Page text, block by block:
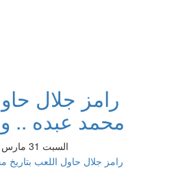
رامز جلال
محمد عبده ..
السبت 31 مارس 2018 10:38 مساءً